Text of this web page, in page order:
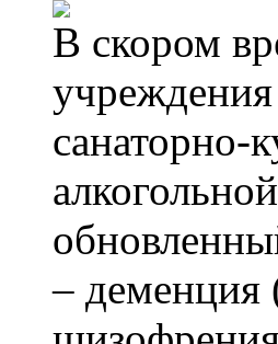
В скором
санаторно-
– деменция